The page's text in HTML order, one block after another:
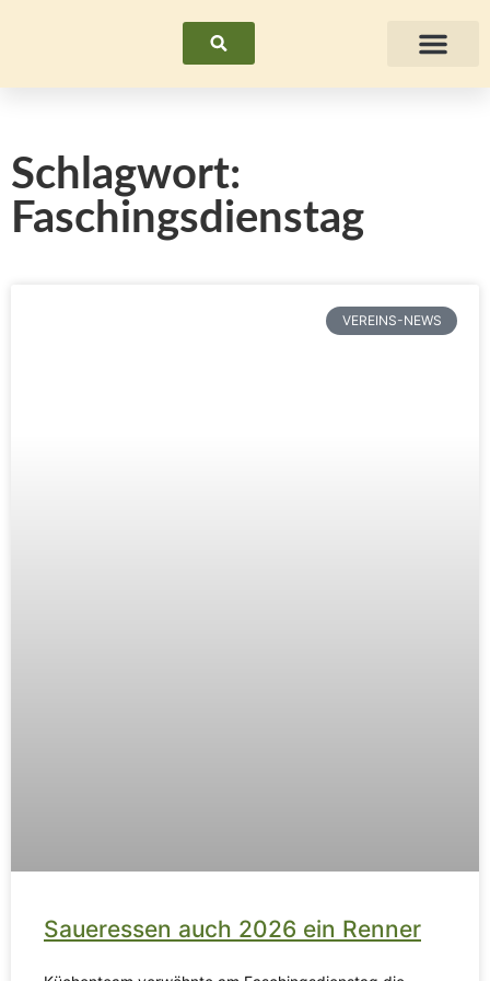
Suchen
Schlagwort:
Faschingsdienstag
VEREINS-NEWS
Saueressen auch 2026 ein Renner